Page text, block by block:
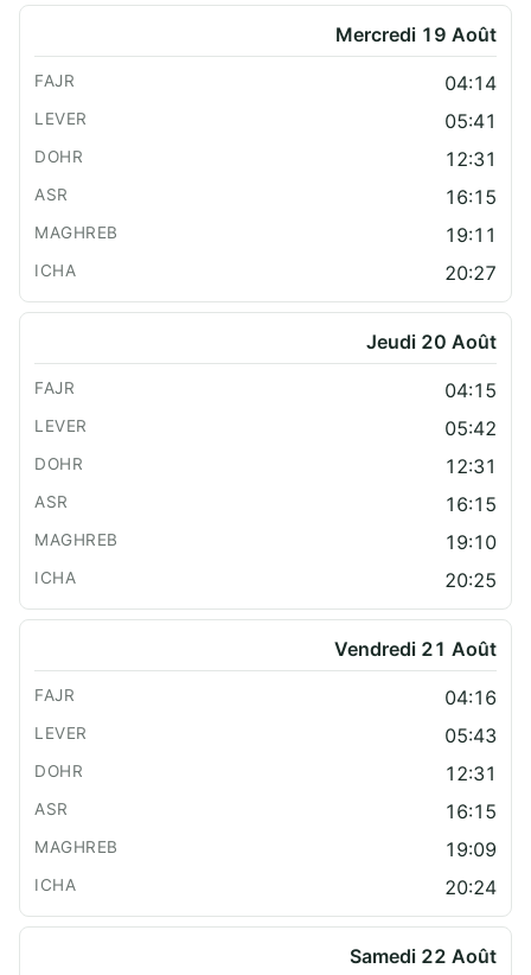
Mercredi 19 Août
04:14
05:41
12:31
16:15
19:11
20:27
Jeudi 20 Août
04:15
05:42
12:31
16:15
19:10
20:25
Vendredi 21 Août
04:16
05:43
12:31
16:15
19:09
20:24
Samedi 22 Août